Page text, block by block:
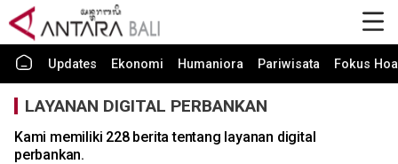
Updates Ekonomi Humaniora Pariwisata Fokus
LAYANAN DIGITAL PERBANKAN
Kami memiliki 228 berita tentang layanan digital
perbankan.